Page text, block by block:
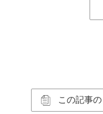
この記事